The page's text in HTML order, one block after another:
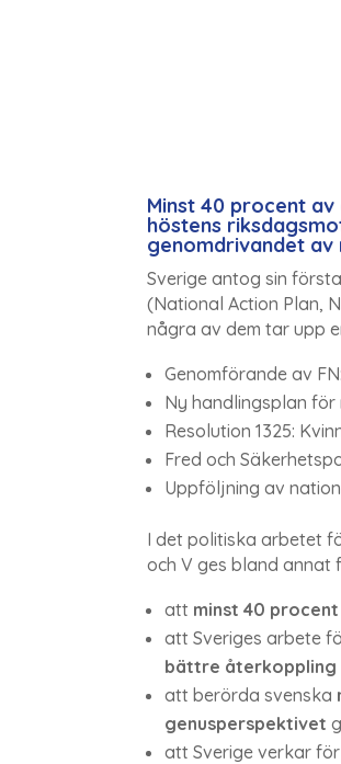
Minst 40 procent
höstens
genomdrivandet av
Sverige antog sin
(National Action Plan,
några av dem tar upp
Genomförande av
Ny handlingsplan för
Resolution 1325:
Fred och
Uppföljning av
I det politiska arbetet
och V ges bland annat
att minst 40
att Sveriges arbete
bättre
att berörda svenska
genusperspektivet
att Sverige verkar